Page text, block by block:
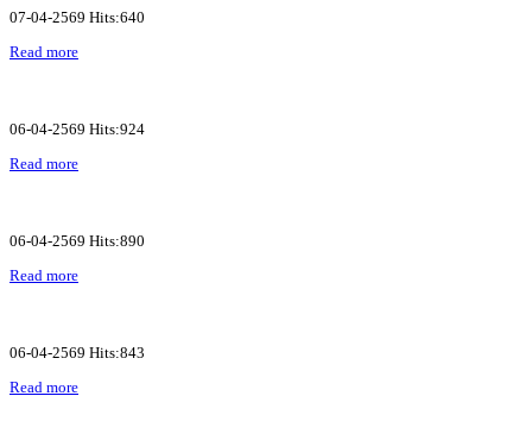
07-04-2569 Hits:640
Read more
06-04-2569 Hits:924
Read more
06-04-2569 Hits:890
Read more
06-04-2569 Hits:843
Read more